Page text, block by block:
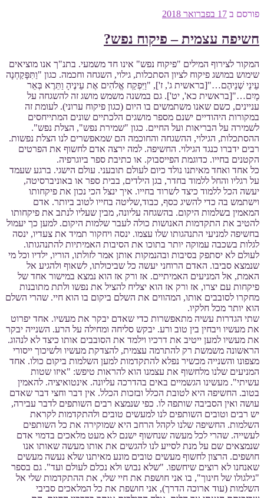
פורסם ב 17 בפברואר 2018
חשיפה עצמית – פיקוח נפש?
המקור לצירוף המילים "פיקוח נפש" אינו חד משמעי. בתנ"ך אנו מוציאים
שימוש במושג פיקוח לציון הסתכלות, גילוי, השגחה וחכמה. כגון "וַתִּפָּקַחְנָה
עֵינֵי שְׁנֵיהֶם…"[בראשית ג', ז'], "וַיִּפְקַח אֱלֹהִים אֶת עֵינֶיהָ וַתֵּרֶא בְּאֵר
מָיִם…"[בראשית כא', יט']. גם במשנה משמש מושג זה להשגחה על
עניינים, כשם שאנו משתמשים בו היום (כגון פיקוח ערוני). לעומת זה
במקורות היהודיים ישנם מספר מושגים הלכתיים שונים המתייחסים
לשמירה על הבריאות ועל החיים. כגון "שמירת נפש", הצלת נפש".
ההסתכלות, הגילוי, ההשגחה והחוכמה הם שמאפשרים לנו הצלת נפשות.
רבים ידברו כנגד הגילוי. החשיפה. למה ירצה אדם לחשוף את הפרטים
הקטנים בחייו. כדוגמת הפייסבוק. או כתיבת ספר ביוגרפיה.
כל אחד ואחד מאיתנו נולד כיום לעולם תובעני. עולם הישגי. ברגע שעמד
על רגליו והחל ללמוד בחדר, בגן הילדים, בבית ספר או באוניברסיטה,
יעשה הכל ללמוד כיצד לשרוד בחייו. איך ינצל הכי נכון את פיקחותו
וישתמש בה כדי להשיג כסף, כבוד,שליטה בחייו לטוב ביותר. אדם
המאמין בשלמות היקום. בהשגחה עליונה, מבין שעליו לנתב את פיקחותו
להטיב את התקדמות האנושות כולה לעבר שלמות היקום. למען כך יעמול
בחשיפה למניעי התנהגותו שלו עצמו. ינסה ויחקור תמיד את צעדיו, ינסה
לגלות בשכבה עמוקה יותר בתוכו את הסיבות האמיתיות להתנהגותו.
לעולם לא יסתפק בסיבות ובהנמקות אותן אמר לזולתו, הוריו, ילדיו וכל מי
שנמצא סביבו. האדם הרוחני יעשה כל שביכולתו, לשאוף ולהגיע אל
האמת, אל המניעים האמיתיים. אז ורק אז הוא נמצא במישור אחד של
פיקחות עם יצרו, אז ורק אז הוא יצליח להציל את נפשו ולתת מתובנות
מחקרו לסובבים אותו, המהווים את השלם ביקום בו הוא חיי. שהרי השלם
הוא יותר מכל חלקיו.
שתי הגדרות עשיה מתאפשרות כדי שאדם יבקר את מעשיו. אחד יפרוט
את מעשיו ויבחין בין טוב ורע. יבקש סליחה ומחילה על הרע. השנייה יבקר
את מעשיו למען ייטיב את דרכיו וילמד את הסובבים אותו כיצד לא לנהוג.
הראשונה משמשת רק להתרמה עצמית, להצדקת מעשיו ולשיכוך ייסורי
מצפונו והשנייה מכשיר נפלא להתקדמות למען השלמות ביקום כולו. אחד
המניעים שלנו מלחשוף את עצמנו הוא להראות טיפש: "איזו שטות
עשיתי". מעשינו הגשמיים באים בהדרכה עליונה. אינטואיציה. להאמין
בטוב. החשיפה היא לטובת הכלל ובזכות הכלל. אין דבר וחצי דבר שאדם
עושה ואין הסביבה שותפה לו. כפי שנמצא רבים השותפים לדבר עבירה,
יש רבים וטובים השותפים לנו למעשים טובים ולהתקדמות לקראת
השלמות. החשיפה שלנו לקהל הרחב היא שמוקירה את כל השותפים
לעשייה. שהרי לכל מעשה שנחשוף ישנם לא מעט מלאכים בדמוי אדם
שנמצאים שם על מנת לסייע לנו להגשים את אותו מעשה שאותו אנו
חושפים. הרצון לחשוף מעשים טובים מונע מאיתנו שלא נעשה מעשים
שאנחנו לא רוצים שיחשפו. "שלא נבוש ולא נכלם לעולם ועד". גם בספר
"גילגולו של חינוך", בו אני חושפת את חיי שלי, את ההתקדמות שלי אל
השלמות (עוד ארוכה הדרך), אני חושפת את כל המלאכים סביבי